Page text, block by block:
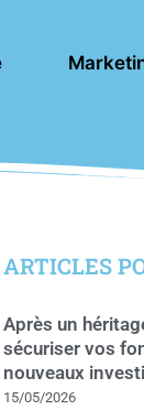
ARTICLES
Après un
sécuriser vos
nouveaux
15/05/2026